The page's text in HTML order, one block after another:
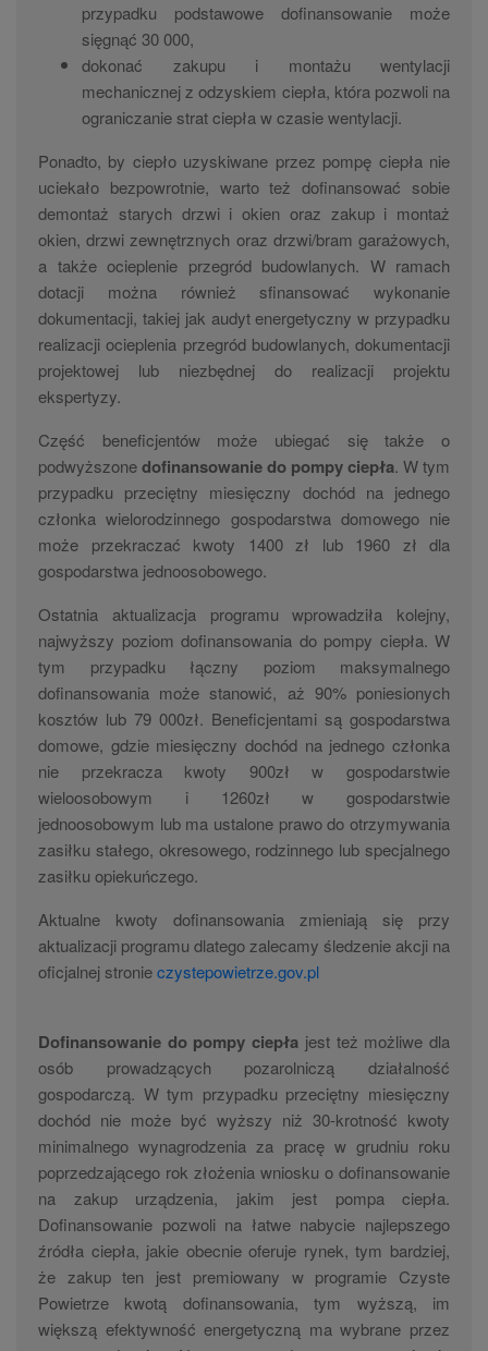
przypadku podstawowe dofinansowanie może
sięgnąć 30 000,
dokonać zakupu i montażu wentylacji
mechanicznej z odzyskiem ciepła, która pozwoli na
ograniczanie strat ciepła w czasie wentylacji.
Ponadto, by ciepło uzyskiwane przez pompę ciepła nie
uciekało bezpowrotnie, warto też dofinansować sobie
demontaż starych drzwi i okien oraz zakup i montaż
okien, drzwi zewnętrznych oraz drzwi/bram garażowych,
a także ocieplenie przegród budowlanych. W ramach
dotacji można również sfinansować wykonanie
dokumentacji, takiej jak audyt energetyczny w przypadku
realizacji ocieplenia przegród budowlanych, dokumentacji
projektowej lub niezbędnej do realizacji projektu
ekspertyzy.
Część beneficjentów może ubiegać się także o
podwyższonedofinansowanie do pompy ciepła. W tym
przypadku przeciętny miesięczny dochód na jednego
członka wielorodzinnego gospodarstwa domowego nie
może przekraczać kwoty 1400 zł lub 1960 zł dla
gospodarstwa jednoosobowego.
Ostatnia aktualizacja programu wprowadziła kolejny,
najwyższy poziom dofinansowania do pompy ciepła. W
tym przypadku łączny poziom maksymalnego
dofinansowania może stanowić, aż 90% poniesionych
kosztów lub 79 000zł. Beneficjentami są gospodarstwa
domowe, gdzie miesięczny dochód na jednego członka
nie przekracza kwoty 900zł w gospodarstwie
wieloosobowym i 1260zł w gospodarstwie
jednoosobowym lub ma ustalone prawo do otrzymywania
zasiłku stałego, okresowego, rodzinnego lub specjalnego
zasiłku opiekuńczego.
Aktualne kwoty dofinansowania zmieniają się przy
aktualizacji programu dlatego zalecamy śledzenie akcji na
oficjalnej stronieczystepowietrze.gov.pl
Dofinansowanie do pompy ciepła jest też możliwe dla
osób prowadzących pozarolniczą działalność
gospodarczą. W tym przypadku przeciętny miesięczny
dochód nie może być wyższy niż 30-krotność kwoty
minimalnego wynagrodzenia za pracę w grudniu roku
poprzedzającego rok złożenia wniosku o dofinansowanie
na zakup urządzenia, jakim jest pompa ciepła.
Dofinansowanie pozwoli na łatwe nabycie najlepszego
źródła ciepła, jakie obecnie oferuje rynek, tym bardziej,
że zakup ten jest premiowany w programie Czyste
Powietrze kwotą dofinansowania, tym wyższą, im
większą efektywność energetyczną ma wybrane przez